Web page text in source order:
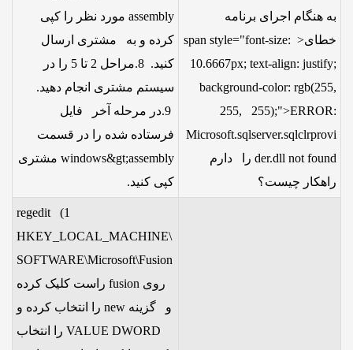
به هنگام اجرای برنامه
خطای<span style="font-size:
10.6667px; text-align: justify;
background-color: rgb(255,
255, 255);">ERROR:
Microsoft.sqlserver.sqlclrprovi
der.dll not found را دارم
راهکار چیست؟
assembly مورد نظر را کپی
کرده و به مشتری ارسال
کنید. 8.مراحل 2 تا 5 را در
سیستم مشتری انجام دهید.
9.در مرحله آخر فایل
فرستاده شده را در قسمت
windows&gt;assembly مشتری
کپی کنید.
1) regedit
HKEY_LOCAL_MACHINE\
SOFTWARE\Microsoft\Fusion
روی fusion راست کلیک کرده
و گزینه new را انتخاب کرده و
VALUE DWORD را انتخاب